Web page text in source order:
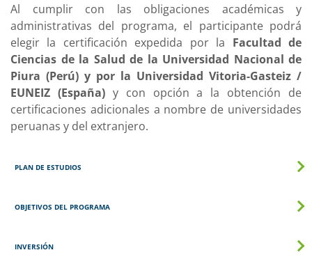
Al cumplir con las obligaciones académicas y
administrativas del programa, el participante podrá
elegir la certificación expedida por la Facultad de
Ciencias de la Salud de la Universidad Nacional de
Piura (Perú) y por la Universidad Vitoria-Gasteiz /
EUNEIZ (España) y con opción a la obtención de
certificaciones adicionales a nombre de universidades
peruanas y del extranjero.
PLAN DE ESTUDIOS
OBJETIVOS DEL PROGRAMA
INVERSIÓN